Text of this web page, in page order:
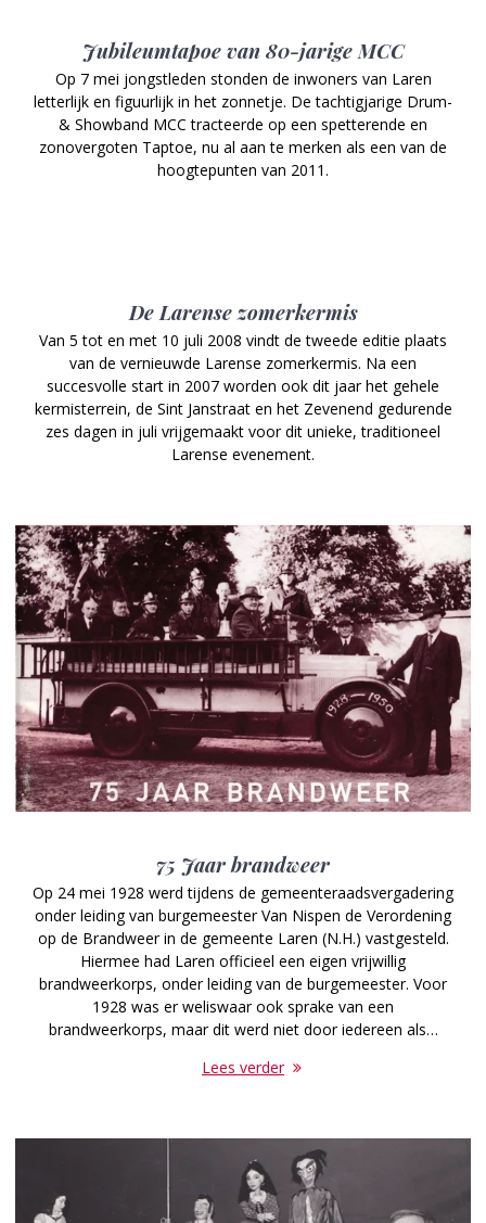
Jubileumtapoe van 80-jarige MCC
Op 7 mei jongstleden stonden de inwoners van Laren
letterlijk en figuurlijk in het zonnetje. De tachtigjarige Drum-
& Showband MCC tracteerde op een spetterende en
zonovergoten Taptoe, nu al aan te merken als een van de
hoogtepunten van 2011.
De Larense zomerkermis
Van 5 tot en met 10 juli 2008 vindt de tweede editie plaats
van de vernieuwde Larense zomerkermis. Na een
succesvolle start in 2007 worden ook dit jaar het gehele
kermisterrein, de Sint Janstraat en het Zevenend gedurende
zes dagen in juli vrijgemaakt voor dit unieke, traditioneel
Larense evenement.
75 Jaar brandweer
Op 24 mei 1928 werd tijdens de gemeenteraadsvergadering
onder leiding van burgemeester Van Nispen de Verordening
op de Brandweer in de gemeente Laren (N.H.) vastgesteld.
Hiermee had Laren officieel een eigen vrijwillig
brandweerkorps, onder leiding van de burgemeester. Voor
1928 was er weliswaar ook sprake van een
brandweerkorps, maar dit werd niet door iedereen als…
Lees verder